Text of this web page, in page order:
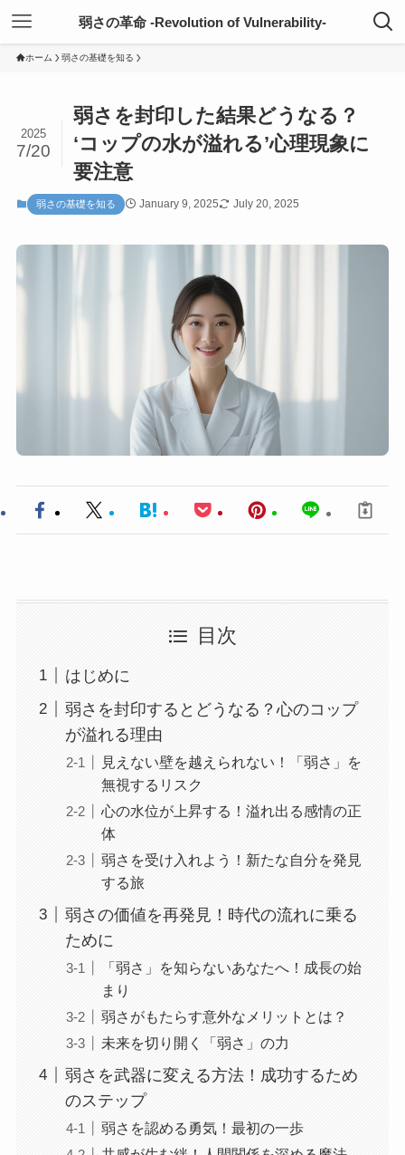
弱さの革命 -Revolution of Vulnerability-
ホーム 弱さの基礎を知る
弱さを封印した結果どうなる？
‘コップの水が溢れる’心理現象に
要注意
2025
7/20
弱さの基礎を知る January 9, 2025 July 20, 2025
目次
はじめに
弱さを封印するとどうなる？心のコップ
が溢れる理由
見えない壁を越えられない！「弱さ」を
無視するリスク
心の水位が上昇する！溢れ出る感情の正
体
弱さを受け入れよう！新たな自分を発見
する旅
弱さの価値を再発見！時代の流れに乗る
ために
「弱さ」を知らないあなたへ！成長の始
まり
弱さがもたらす意外なメリットとは？
未来を切り開く「弱さ」の力
弱さを武器に変える方法！成功するため
のステップ
弱さを認める勇気！最初の一歩